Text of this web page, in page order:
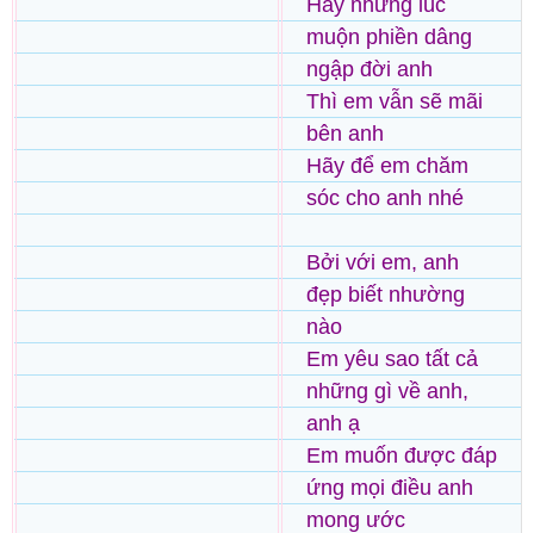
muộn phiền dâng
ngập đời anh
Thì em vẫn sẽ mãi
bên anh
Hãy để em chăm
sóc cho anh nhé
Bởi với em, anh
đẹp biết nhường
nào
Em yêu sao tất cả
những gì về anh,
anh ạ
Em muốn được đáp
ứng mọi điều anh
mong ước